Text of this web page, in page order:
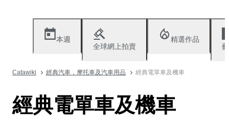
本週
全球網上拍賣
精選作品
Catawiki 經典汽車，摩托車及汽車用品 經典電單車及機車
經典電單車及機車